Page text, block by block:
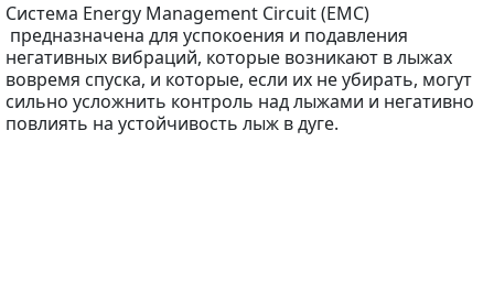
Система Energy Management Circuit (EMC)
предназначена для успокоения и подавления
негативных вибраций, которые возникают в лыжах
вовремя спуска, и которые, если их не убирать, могут
сильно усложнить контроль над лыжами и негативно
повлиять на устойчивость лыж в дуге.